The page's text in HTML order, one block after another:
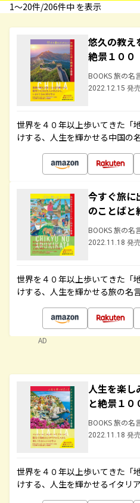
1〜20件/206件中 を表示
悠久の教え
絶景１００
BOOKS 旅の名
2022.12.15 発
世界を４０年以上歩いてきた「
けする、人生を輝かせる中国の
今すぐ旅に
のことばと
BOOKS 旅の名
2022.11.18 発
世界を４０年以上歩いてきた「
けする、人生を輝かせる旅の名
AD
人生を楽し
と絶景１０
BOOKS 旅の名
2022.11.18 発
世界を４０年以上歩いてきた「
けする、人生を輝かせるイタリ